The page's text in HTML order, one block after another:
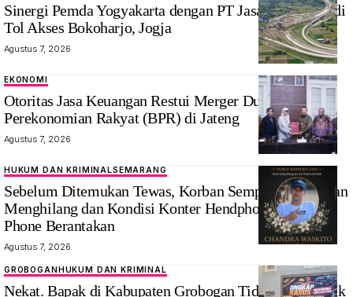
Sinergi Pemda Yogyakarta dengan PT Jasa Marga tbk di
Tol Akses Bokoharjo, Jogja
Agustus 7, 2026
EKONOMI
Otoritas Jasa Keuangan Restui Merger Dua Bank
Perekonomian Rakyat (BPR) di Jateng
Agustus 7, 2026
HUKUM DAN KRIMINALSEMARANG
Sebelum Ditemukan Tewas, Korban Sempat Dikabarkan
Menghilang dan Kondisi Konter Hendphone Royal
Phone Berantakan
Agustus 7, 2026
GROBOGANHUKUM DAN KRIMINAL
Nekat. Bapak di Kabupaten Grobogan Tiduri anak Sejak